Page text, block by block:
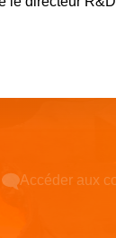
Accéder aux